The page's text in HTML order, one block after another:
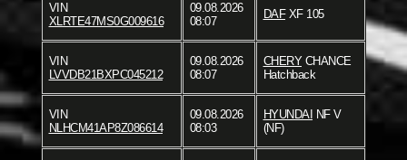
VIN
XLRTE47MS0G009616
09.08.2026
08:07
DAFXF 105
VIN
LVVDB21BXPC045212
09.08.2026
08:07
CHERYCHANCE
Hatchback
VIN
NLHCM41AP8Z086614
09.08.2026
08:03
HYUNDAI NF V
(NF)